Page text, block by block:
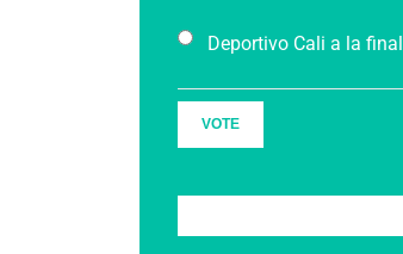
Deportivo Cali a la final
VOTE